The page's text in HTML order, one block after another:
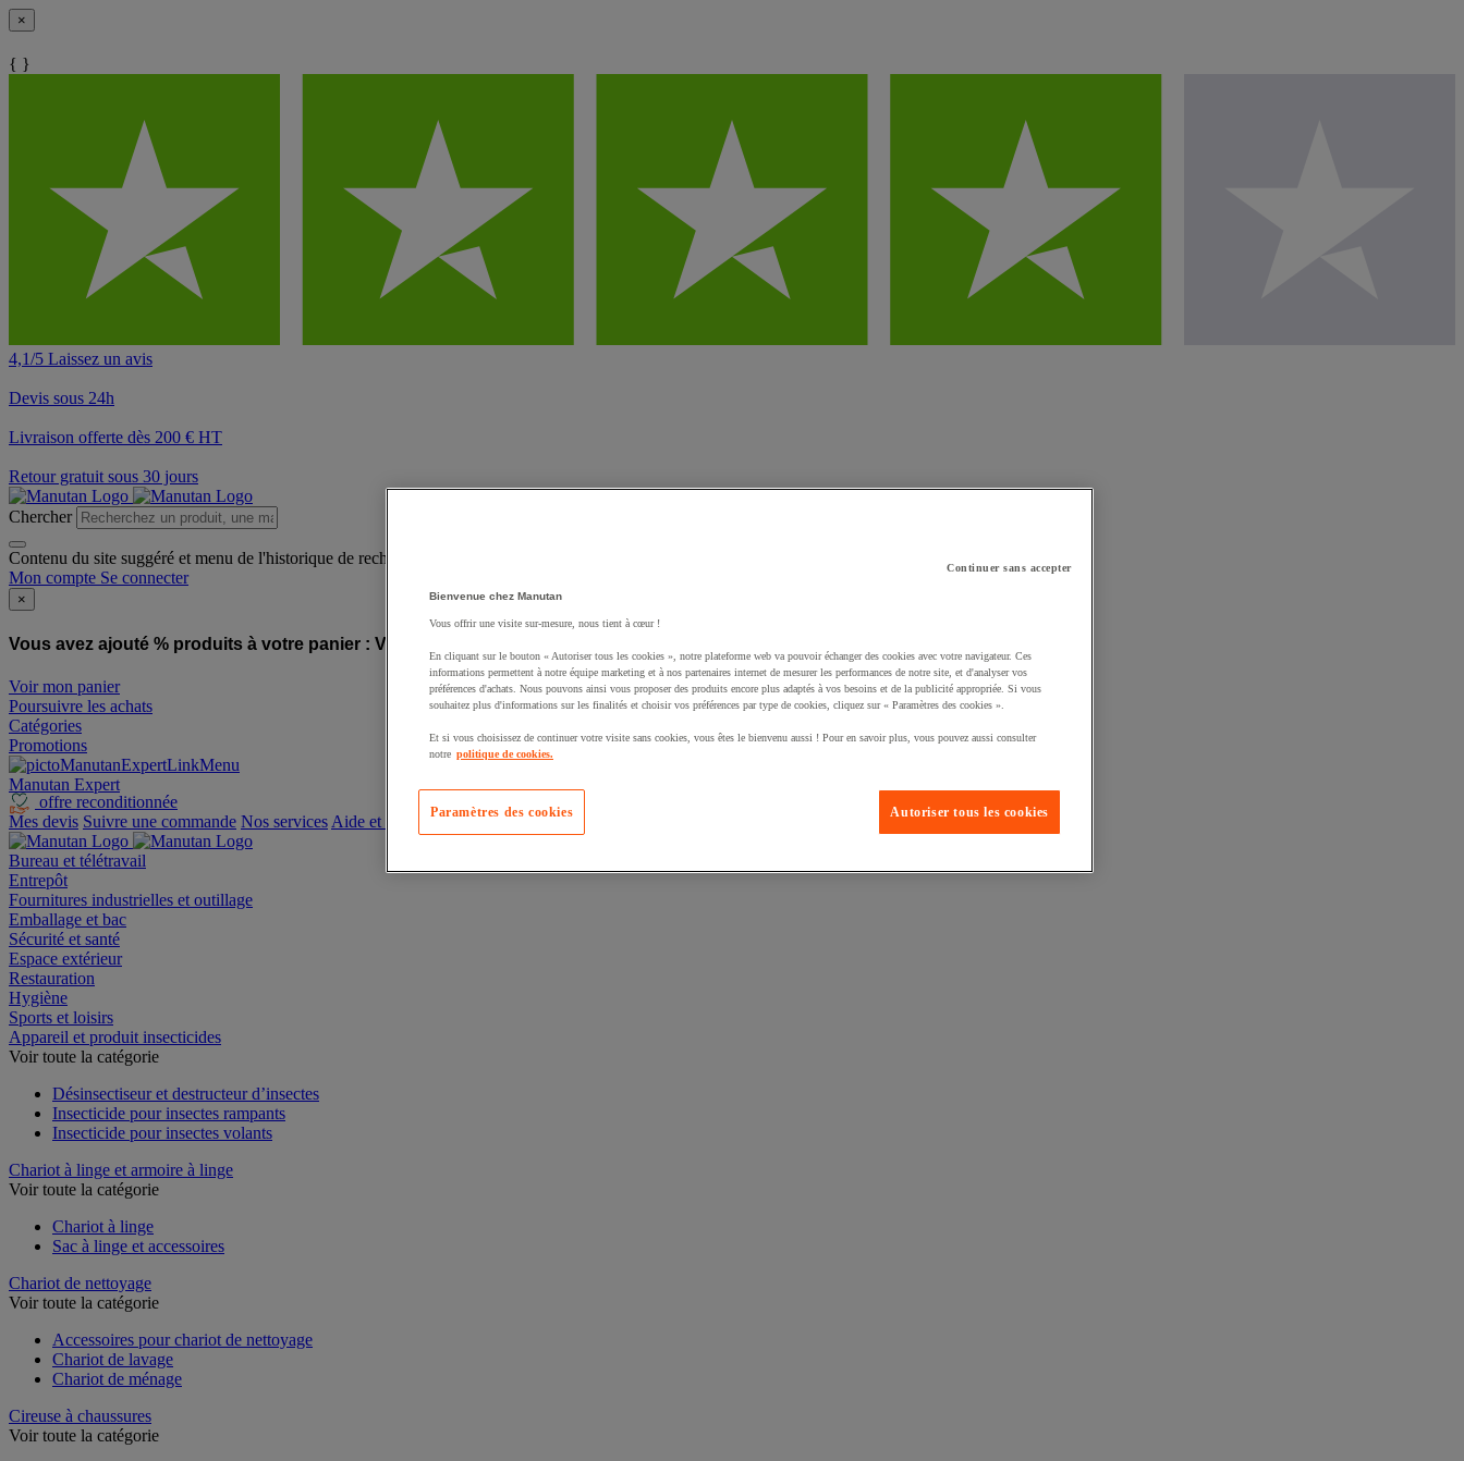
×
{ }
4,1/5 Laissez un avis
Devis sous 24h
Livraison offerte dès 200 € HT
Retour gratuit sous 30 jours
Chercher
Contenu du site suggéré et menu de l'historique de recherche
Mon compte Se connecter
×
Vous avez ajouté % produits à votre panier : Vous avez ajouté un produit à votre panier :
Voir mon panier
Poursuivre les achats
Catégories
Promotions
Manutan Expert
offre reconditionnée
Mes devis Suivre une commande Nos services Aide et contact
Bureau et télétravail
Entrepôt
Fournitures industrielles et outillage
Emballage et bac
Sécurité et santé
Espace extérieur
Restauration
Hygiène
Sports et loisirs
Appareil et produit insecticides
Voir toute la catégorie
Désinsectiseur et destructeur d’insectes
Insecticide pour insectes rampants
Insecticide pour insectes volants
Chariot à linge et armoire à linge
Voir toute la catégorie
Chariot à linge
Sac à linge et accessoires
Chariot de nettoyage
Voir toute la catégorie
Accessoires pour chariot de nettoyage
Chariot de lavage
Chariot de ménage
Cireuse à chaussures
Voir toute la catégorie
Continuer sans accepter
Bienvenue chez Manutan
Vous offrir une visite sur-mesure, nous tient à cœur !
En cliquant sur le bouton « Autoriser tous les cookies », notre plateforme web va pouvoir échanger des cookies avec votre navigateur. Ces
informations permettent à notre équipe marketing et à nos partenaires internet de mesurer les performances de notre site, et d'analyser vos
préférences d'achats. Nous pouvons ainsi vous proposer des produits encore plus adaptés à vos besoins et de la publicité appropriée. Si vous
souhaitez plus d'informations sur les finalités et choisir vos préférences par type de cookies, cliquez sur « Paramètres des cookies ».
Et si vous choisissez de continuer votre visite sans cookies, vous êtes le bienvenu aussi ! Pour en savoir plus, vous pouvez aussi consulter
notre politique de cookies.
Autoriser tous les cookies
Paramètres des cookies